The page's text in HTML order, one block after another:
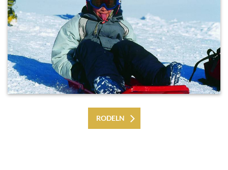
RODELN